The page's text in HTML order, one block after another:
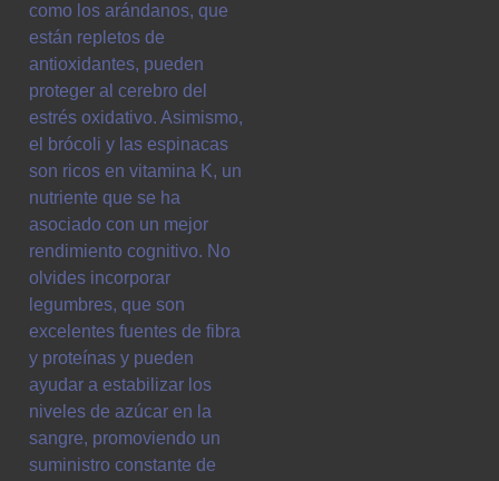
como los arándanos, que
están repletos de
antioxidantes, pueden
proteger al cerebro del
estrés oxidativo. Asimismo,
el brócoli y las espinacas
son ricos en vitamina K, un
nutriente que se ha
asociado con un mejor
rendimiento cognitivo. No
olvides incorporar
legumbres, que son
excelentes fuentes de fibra
y proteínas y pueden
ayudar a estabilizar los
niveles de azúcar en la
sangre, promoviendo un
suministro constante de